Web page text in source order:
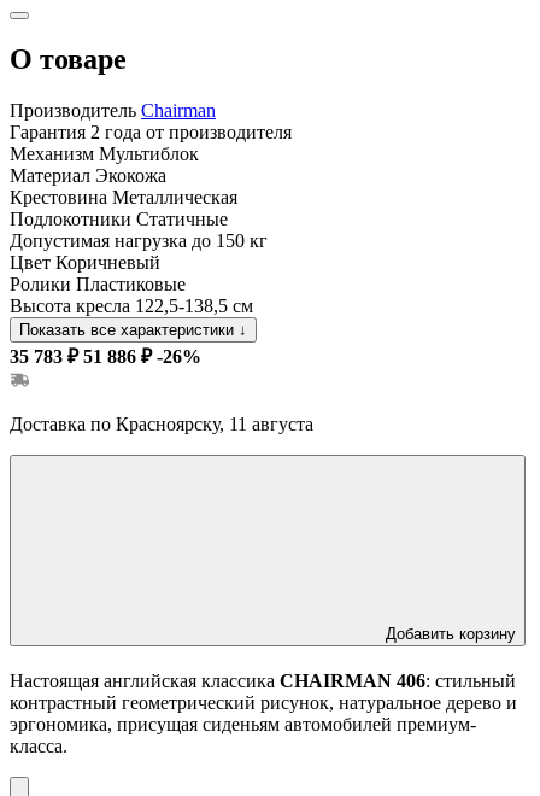
О товаре
Производитель Chairman
Гарантия 2 года от производителя
Механизм Мультиблок
Материал Экокожа
Крестовина Металлическая
Подлокотники Статичные
Допустимая нагрузка до 150 кг
Цвет Коричневый
Ролики Пластиковые
Высота кресла 122,5-138,5 см
Показать все характеристики ↓
35 783 ₽ 51 886 ₽ -26%
Доставка по Красноярску, 11 августа
Добавить корзину
Настоящая английская классика CHAIRMAN 406: стильный
контрастный геометрический рисунок, натуральное дерево и
эргономика, присущая сиденьям автомобилей премиум-
класса.